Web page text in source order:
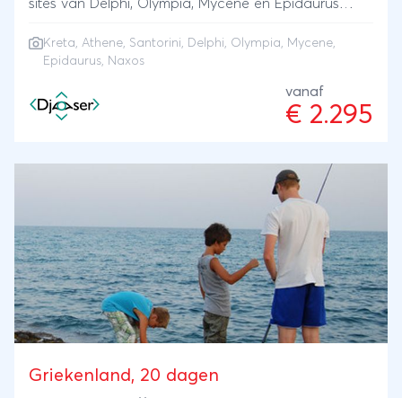
sites van Delphi, Olympia, Mycene en Epidaurus
strand
Kreta, Athene, Santorini, Delphi, Olympia, Mycene,
Epidaurus, Naxos
vanaf
€ 2.295
Griekenland, 20 dagen